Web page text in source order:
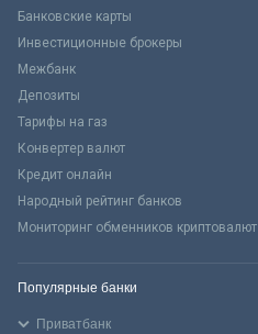
Банковские карты
Инвестиционные брокеры
Межбанк
Депозиты
Тарифы на газ
Конвертер валют
Кредит онлайн
Народный рейтинг банков
Мониторинг обменников криптовалют
Популярные банки
Приватбанк